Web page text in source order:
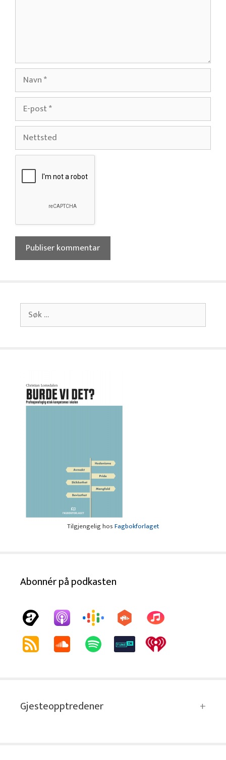
Navn
post
Nettsted
Søk
etter:
Tilgjengelig hosFagbokforlaget
Abonnér på podkasten
Gjesteopptredener